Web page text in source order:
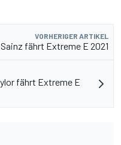
VORHERIGER ARTIKEL
fährt Extreme E 2021
fährt Extreme E